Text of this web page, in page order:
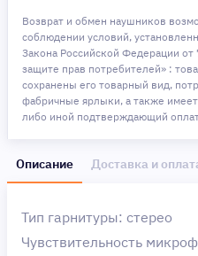
Возврат и обмен наушников
соблюдении условий,
Закона Российской Федерации
защите прав потребителей» :
сохранены его товарный вид,
фабричные ярлыки, а также
либо иной подтверждающий
Описание Доставка и
Тип гарнитуры: стерео
Чувствительность